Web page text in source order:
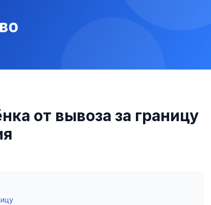
от вывоза за границу